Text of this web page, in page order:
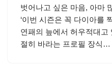
벗어나고 싶은 마음, 아마
‘이번 시즌은 꼭 다이아를
연패의 늪에서 허우적대고
절히 바라는 프로필 장식